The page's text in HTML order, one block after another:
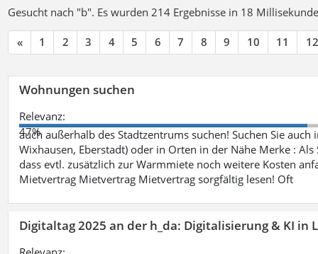
Gesucht nach "b". Es wurden 214 Ergebnisse in 18
« 1 2 3 4 5 6 7 8 9 10 11 12
Wohnungen suchen
Relevanz:
47%
auch außerhalb des Stadtzentrums suchen! Suchen Sie
Wixhausen, Eberstadt) oder in Orten in der Nähe Merke :
dass evtl. zusätzlich zur Warmmiete noch weitere Kosten
Mietvertrag Mietvertrag Mietvertrag sorgfältig lesen! Oft
Digitaltag 2025 an der h_da: Digitalisierung & KI in